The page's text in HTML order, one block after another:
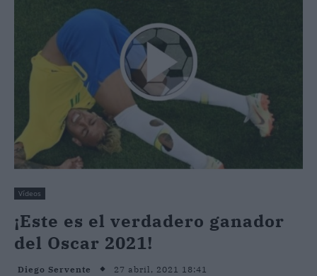
Vídeos
¡Este es el verdadero ganador
del Oscar 2021!
Diego Servente 27 abril, 2021 18:41